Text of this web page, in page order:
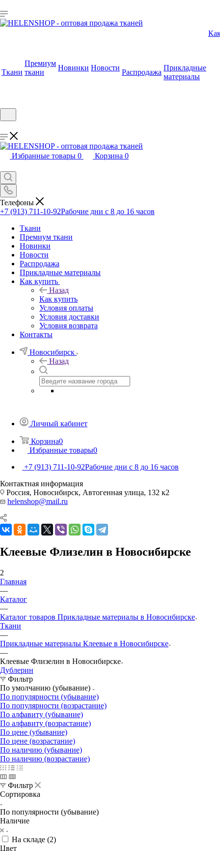
Ткани
Премиум
ткани
Новинки Новости
Распродажа
Прикладные
материалы
Избранные товары 0 Корзина 0
Телефоны
+7 (913) 711-10-92Рабочие дни с 8 до 16 часов
Ткани
Премиум ткани
Новинки
Новости
Распродажа
Прикладные материалы
Как купить
Назад
Как купить
Условия оплаты
Условия доставки
Условия возврата
Контакты
Новосибирск
Назад
Личный кабинет
Корзина0
Избранные товары0
+7 (913) 711-10-92Рабочие дни с 8 до 16 часов
Контактная информация
Россия, Новосибирск, Автогенная улица, 132 к2
helenshop@mail.ru
Клеевые Флизелин в Новосибирске
2
Главная
—
Каталог
—
Каталог товаров Прикладные материалы в Новосибирске
Ткани
—
Прикладные материалы Клеевые в Новосибирске
—
Клеевые Флизелин в Новосибирске
Дублерин
Фильтр
По умолчанию (убывание)
По популярности (убывание)
По популярности (возрастание)
По алфавиту (убывание)
По алфавиту (возрастание)
По цене (убывание)
По цене (возрастание)
По наличию (убывание)
По наличию (возрастание)
Фильтр
Сортировка
По популярности (убывание)
Наличие
На складе (2)
Цвет